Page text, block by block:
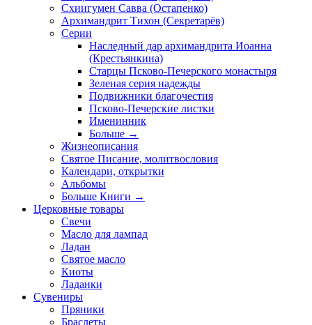
Схиигумен Савва (Остапенко)
Архимандрит Тихон (Секретарёв)
Серии
Наследный дар архимандрита Иоанна
(Крестьянкина)
Старцы Псково-Печерского монастыря
Зеленая серия надежды
Подвижники благочестия
Псково-Печерские листки
Именинник
Больше →
Жизнеописания
Святое Писание, молитвословия
Календари, открытки
Альбомы
Больше Книги →
Церковные товары
Свечи
Масло для лампад
Ладан
Святое масло
Киоты
Ладанки
Сувениры
Пряники
Браслеты